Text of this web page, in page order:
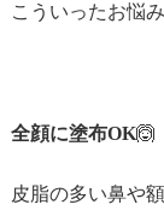
こういったお悩
全顔に塗布OK🙆‍
皮脂の多い鼻や